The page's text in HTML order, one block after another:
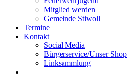
Mitglied werden
Gemeinde Stiwoll
Termine
Kontakt
Social Media
Bürgerservice/Unser Shop
Linksammlung